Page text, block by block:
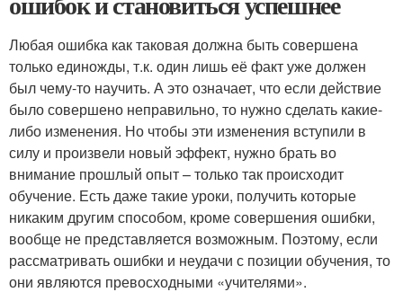
Любая ошибка как таковая должна быть совершена
только единожды, т.к. один лишь её факт уже должен
был чему-то научить. А это означает, что если действие
было совершено неправильно, то нужно сделать какие-
либо изменения. Но чтобы эти изменения вступили в
силу и произвели новый эффект, нужно брать во
внимание прошлый опыт – только так происходит
обучение. Есть даже такие уроки, получить которые
никаким другим способом, кроме совершения ошибки,
вообще не представляется возможным. Поэтому, если
рассматривать ошибки и неудачи с позиции обучения, то
они являются превосходными «учителями».